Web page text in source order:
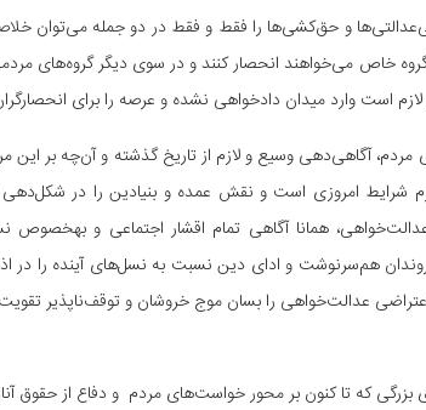
و حق‌­کشی‌­ها را فقط و فقط در دو جمله می­‌توان
خاص می­‌خواهند انحصار کنند و در سوی دیگر گروه­‌های
است وارد میدان دادخواهی نشده و عرصه را برای
مردم، آگاهی‌­دهی وسیع و لازم از تاریخ گذشته و آن‌چه بر
شرایط امروزی است و نقش عمده و بنیادین را در شکل‌­دهی
همانا آگاهی تمام اقشار اجتماعی و
هم­‌سرنوشت و ادای دین نسبت به نسل­‌های آینده را در
عدالت­‌خواهی را بسان موج خروشان و توقف­‌ناپذیر تقویت
که تا کنون بر محور خواست‌­های مردم و دفاع از حقوق